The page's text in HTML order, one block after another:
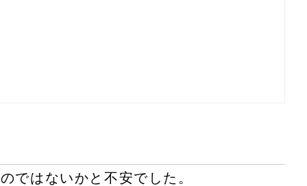
ではないかと不安でした。